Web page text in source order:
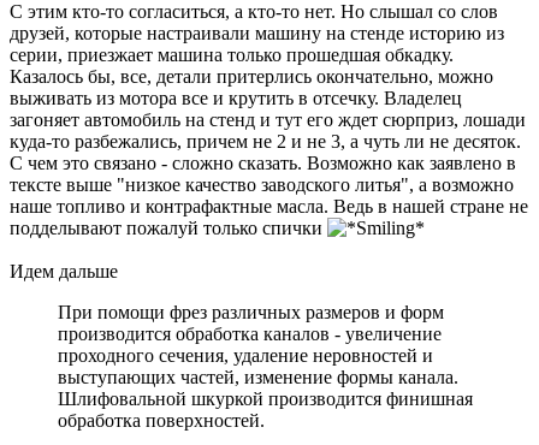
С этим кто-то согласиться, а кто-то нет. Но слышал со слов
друзей, которые настраивали машину на стенде историю из
серии, приезжает машина только прошедшая обкадку.
Казалось бы, все, детали притерлись окончательно, можно
выживать из мотора все и крутить в отсечку. Владелец
загоняет автомобиль на стенд и тут его ждет сюрприз, лошади
куда-то разбежались, причем не 2 и не 3, а чуть ли не десяток.
С чем это связано - сложно сказать. Возможно как заявлено в
тексте выше "низкое качество заводского литья", а возможно
наше топливо и контрафактные масла. Ведь в нашей стране не
подделывают пожалуй только спички
Идем дальше
При помощи фрез различных размеров и форм
производится обработка каналов - увеличение
проходного сечения, удаление неровностей и
выступающих частей, изменение формы канала.
Шлифовальной шкуркой производится финишная
обработка поверхностей.